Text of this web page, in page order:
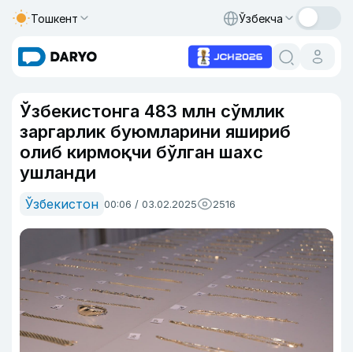
Тошкент Ўзбекча
Ўзбекистонга 483 млн сўмлик
заргарлик буюмларини яшириб
олиб кирмоқчи бўлган шахс
ушланди
Ўзбекистон 00:06 / 03.02.2025 2516